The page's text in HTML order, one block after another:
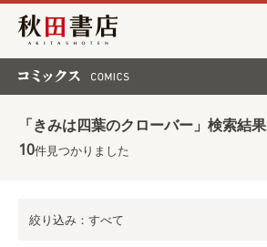
秋田書店
「きみは四葉のクローバー」検索結果
10件見つかりました
絞り込み：すべて